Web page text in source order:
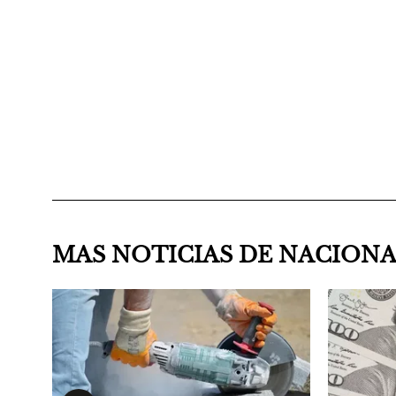
MAS NOTICIAS DE